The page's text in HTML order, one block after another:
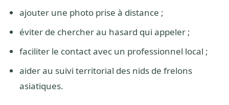
ajouter une photo prise à distance ;
éviter de chercher au hasard qui appeler ;
faciliter le contact avec un professionnel local ;
aider au suivi territorial des nids de frelons
asiatiques.